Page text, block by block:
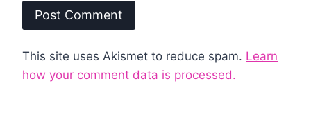
This site uses Akismet to reduce spam. Learn
how your comment data is processed.